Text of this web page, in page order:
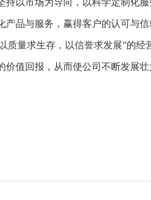
持以市场为导向，以科学定制化
品与服务，赢得客户的认可与信
质量求生存，以信誉求发展”的
值回报，从而使公司不断发展壮